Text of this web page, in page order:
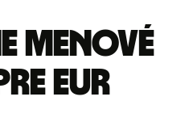
menové
Eur